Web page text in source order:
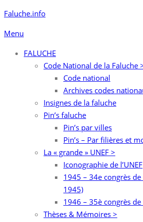
Aller
contenu
Faluche.info
Menu
FALUCHE
Code National de la Faluche
Code national
Archives codes
Insignes de la faluche
Pin’s faluche
Pin’s par villes
Pin’s – Par filières et
La « grande » UNEF >
Iconographie de l’UNEF
1945 – 34e congrès de
1945)
1946 – 35è congrès de
Thèses & Mémoires >